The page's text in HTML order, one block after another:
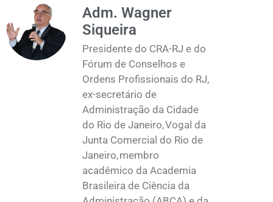
Adm. Wagner
Siqueira
Presidente do CRA-RJ e do
Fórum de Conselhos e
Ordens Profissionais do RJ,
ex-secretário de
Administração da Cidade
do Rio de Janeiro, Vogal da
Junta Comercial do Rio de
Janeiro, membro
acadêmico da Academia
Brasileira de Ciência da